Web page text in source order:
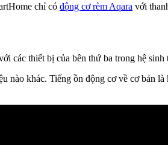
chỉ có động cơ rèm Aqara với
các thiết bị của bên thứ ba trong hệ
nào khác. Tiếng ồn động cơ về cơ bản